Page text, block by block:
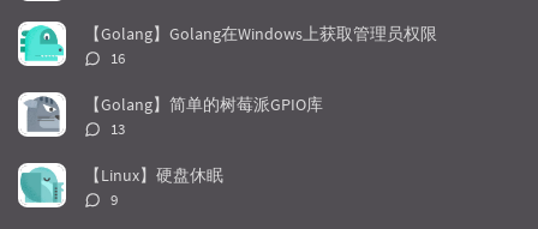
t
i
e
m
t
数：
【Golang】Golang在Windows上获取管理员权限
评
数：
16
【Golang】简单的树莓派GPIO库
评
数：
13
【Linux】硬盘休眠
评
9